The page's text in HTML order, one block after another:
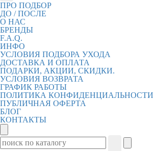
ПРО ПОДБОР
ДО / ПОСЛЕ
О НАС
БРЕНДЫ
F.A.Q.
ИНФО
УСЛОВИЯ ПОДБОРА УХОДА
ДОСТАВКА И ОПЛАТА
ПОДАРКИ, АКЦИИ, СКИДКИ.
УСЛОВИЯ ВОЗВРАТА
ГРАФИК РАБОТЫ
ПОЛИТИКА КОНФИДЕНЦИАЛЬНОСТИ
ПУБЛИЧНАЯ ОФЕРТА
БЛОГ
КОНТАКТЫ